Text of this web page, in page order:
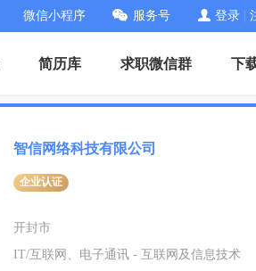
微信小程序 服务号 登录
简历库 求职微信群 下
智信网络科技有限公司
企业认证
开封市
IT/互联网、电子通讯 - 互联网及信息技术